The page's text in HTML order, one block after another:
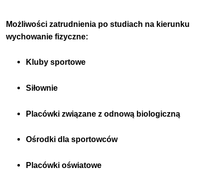
Możliwości zatrudnienia po studiach na kierunku
wychowanie fizyczne:
Kluby sportowe
Siłownie
Placówki związane z odnową biologiczną
Ośrodki dla sportowców
Placówki oświatowe